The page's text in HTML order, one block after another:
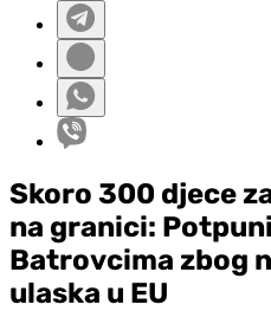
Skoro 300 d‌jece
na granici:
Batrovcima zbog
ulaska u EU